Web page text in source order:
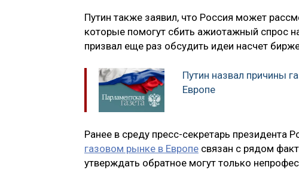
Путин также заявил, что Россия может
которые помогут сбить ажиотажный спрос
призвал еще раз обсудить идеи насчет
Путин назвал причины
Европе
Ранее в среду пресс-секретарь президента
газовом рынке в Европе связан с рядом
утверждать обратное могут только